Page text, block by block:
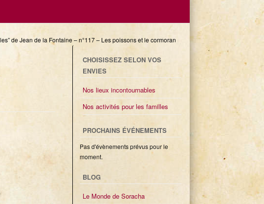
de Jean de la Fontaine – n°117 – Les poissons et le cormoran
CHOISISSEZ SELON VOS
ENVIES
Nos lieux incontournables
Nos activités pour les familles
PROCHAINS ÉVÉNEMENTS
Pas d'évènements prévus pour le
moment.
BLOG
Le Monde de Soracha